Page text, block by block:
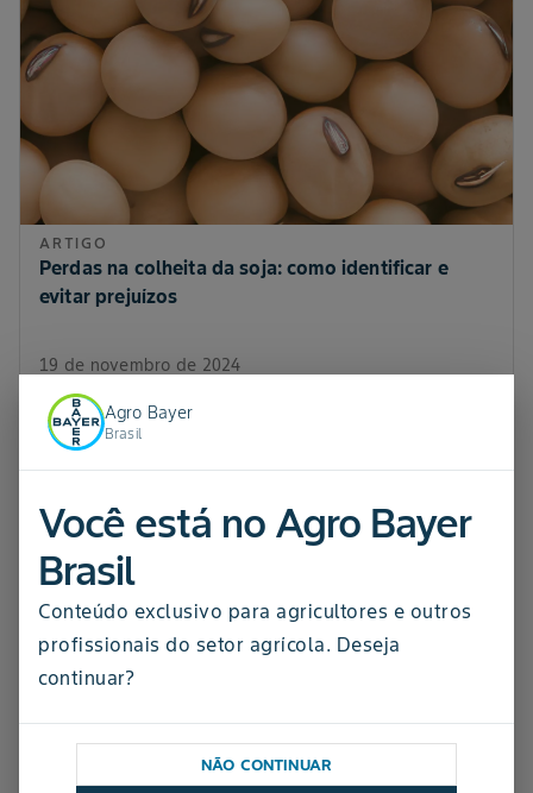
ARTIGO
Perdas na colheita da soja: como identificar e
evitar prejuízos
19 de novembro de 2024
sustentáveis para evitar infestações
Agro Bayer
Brasil
Você está no Agro Bayer
Brasil
Conteúdo exclusivo para agricultores e outros
profissionais do setor agrícola. Deseja
continuar?
NÃO CONTINUAR